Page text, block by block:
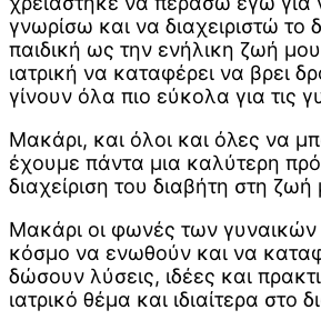
γνωρίσω και να διαχειριστώ το
παιδική ως την ενήλικη ζωή
ιατρική να καταφέρει να βρει
γίνουν όλα πιο εύκολα για τις
Μακάρι, και όλοι και όλες να
έχουμε πάντα μια καλύτερη
διαχείριση του διαβήτη στη ζωή
Μακάρι οι φωνές των γυναικών
κόσμο να ενωθούν και να
δώσουν λύσεις, ιδέες και
ιατρικό θέμα και ιδιαίτερα στο